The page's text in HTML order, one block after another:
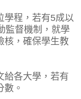
學程，若有5成以
監督機制，就學
核，確保學生教
給各大學，若有
。